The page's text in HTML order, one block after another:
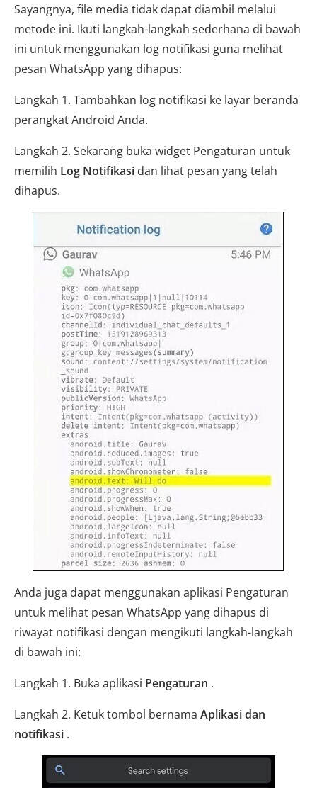
Sayangnya, file media tidak dapat diambil melalui
metode ini. Ikuti langkah-langkah sederhana di bawah
ini untuk menggunakan log notifikasi guna melihat
pesan WhatsApp yang dihapus:
Langkah 1. Tambahkan log notifikasi ke layar beranda
perangkat Android Anda.
Langkah 2. Sekarang buka widget Pengaturan untuk
memilih Log Notifikasi dan lihat pesan yang telah
dihapus.
Anda juga dapat menggunakan aplikasi Pengaturan
untuk melihat pesan WhatsApp yang dihapus di
riwayat notifikasi dengan mengikuti langkah-langkah
di bawah ini:
Langkah 1. Buka aplikasi Pengaturan .
Langkah 2. Ketuk tombol bernama Aplikasi dan
notifikasi .